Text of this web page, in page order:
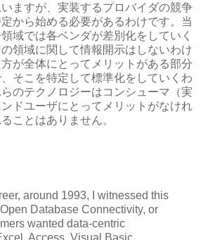
ますが、実装するプロバイダの競争
から始める必要があるわけです。当
域では各ベンダが差別化をしていく
領域に関して情報開示はしないわけ
が全体にとってメリットがある部分
そこを特定して標準化をしていくわ
のテクノロジーはコンシューマ（実
ドユーザにとってメリットがなけれ
ことはありません。
around 1993, I witnessed this
Database Connectivity, or
wanted data-centric